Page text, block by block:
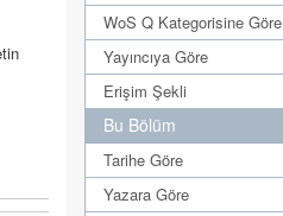
WoS Q Kategorisine Göre
Yayıncıya Göre
Erişim Şekli
Bu Bölüm
Tarihe Göre
Yazara Göre